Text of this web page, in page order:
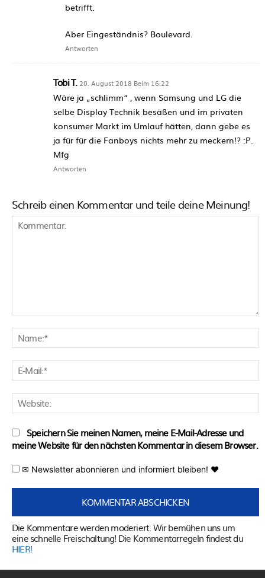
betrifft.
Aber Eingeständnis? Boulevard.
Antworten
Tobi T. 20. August 2018 Beim 16:22
Wäre ja „schlimm“ , wenn Samsung und LG die
selbe Display Technik besäßen und im privaten
konsumer Markt im Umlauf hätten, dann gebe es
ja für für die Fanboys nichts mehr zu meckern!? :P.
Mfg
Antworten
Schreib einen Kommentar und teile deine Meinung!
Speichern Sie meinen Namen, meine E-Mail-Adresse und
meine Website für den nächsten Kommentar in diesem Browser.
✉ Newsletter abonnieren und informiert bleiben! ♥
Die Kommentare werden moderiert. Wir bemühen uns um
eine schnelle Freischaltung! Die Kommentarregeln findest du
HIER!